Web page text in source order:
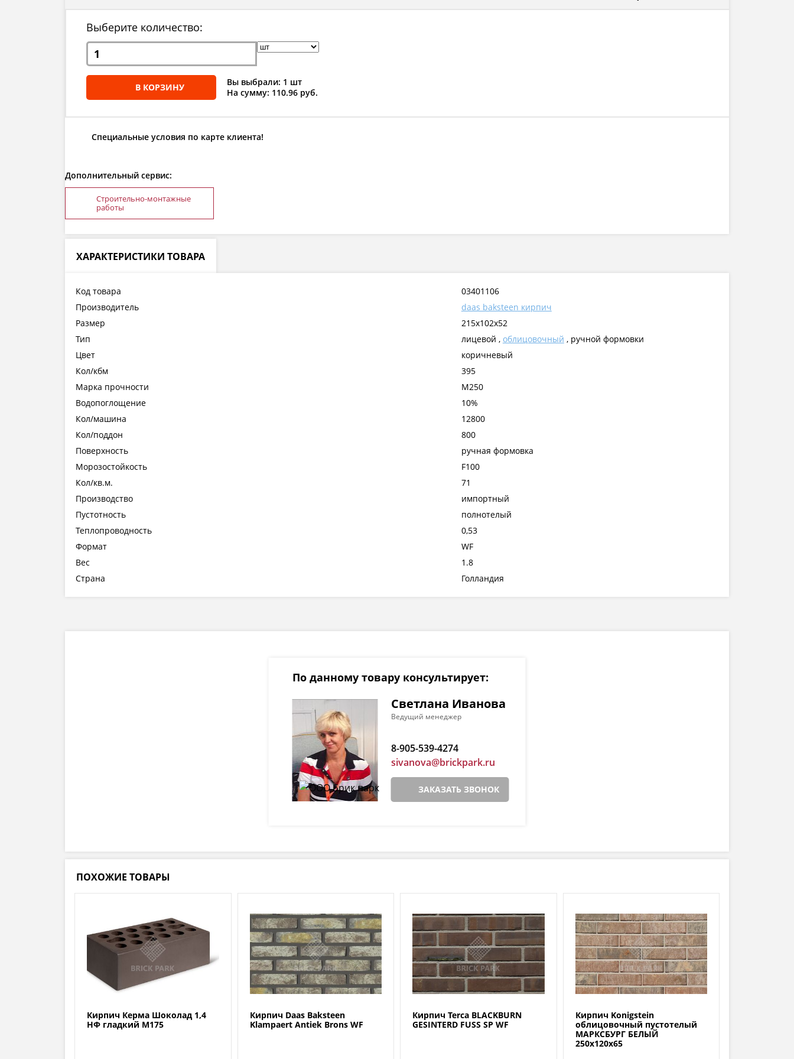
Выберите количество:
В КОРЗИНУ
Вы выбрали: 1 шт
На сумму: 110.96 руб.
Специальные условия по карте клиента!
Дополнительный сервис:
Строительно-монтажные
работы
ХАРАКТЕРИСТИКИ ТОВАРА
Код товара
03401106
Производитель
daas baksteen кирпич
Размер
215x102x52
Тип
лицевой , облицовочный , ручной формовки
Цвет
коричневый
Кол/кбм
395
Марка прочности
М250
Водопоглощение
10%
Кол/машина
12800
Кол/поддон
800
Поверхность
ручная формовка
Морозостойкость
F100
Кол/кв.м.
71
Производство
импортный
Пустотность
полнотелый
Теплопроводность
0,53
Формат
WF
Вес
1.8
Страна
Голландия
По данному товару консультирует:
Светлана Иванова
Ведущий менеджер
8-905-539-4274
sivanova@brickpark.ru
ЗАКАЗАТЬ ЗВОНОК
ПОХОЖИЕ ТОВАРЫ
Кирпич Керма Шоколад 1,4
НФ гладкий М175
Кирпич Daas Baksteen
Klampaert Antiek Brons WF
Кирпич Terca BLACKBURN
GESINTERD FUSS SP WF
Кирпич Konigstein
облицовочный пустотелый
МАРКСБУРГ БЕЛЫЙ
250х120х65